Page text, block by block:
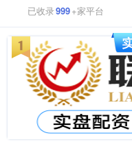
已收录999+家平台